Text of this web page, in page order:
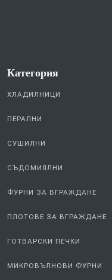
Категория
ХЛАДИЛНИЦИ
ПЕРАЛНИ
СУШИЛНИ
СЪДОМИЯЛНИ
ФУРНИ ЗА ВГРАЖДАНЕ
ПЛОТОВЕ ЗА ВГРАЖДАНЕ
ГОТВАРСКИ ПЕЧКИ
МИКРОВЪЛНОВИ ФУРНИ